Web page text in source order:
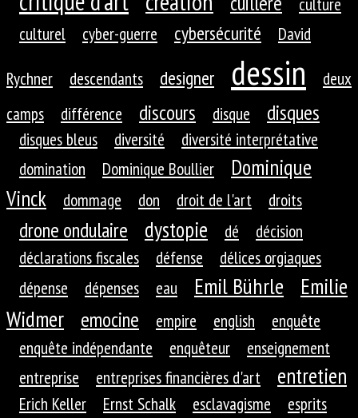
culturel
cyber-guerre cybersécurité
David
Rychner
descendants designer dessin
deux
camps
différence discours disque disques
disques bleus diversité
diversité interprétative
domination
Dominique Boullier
Dominique
Vinck
dommage don droit de l'art droits
drone ondulaire dystopie dé
décision
déclarations fiscales
défense
délices orgiaques
dépense
dépenses eau Emil Bührle
Emilie
Widmer
emocine empire english
enquête
enquête indépendante
enquêteur
enseignement
entreprise
entreprises financières d'art entretien
Erich Keller Ernst Schalk esclavagisme esprits